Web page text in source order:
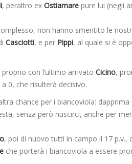
, peraltro ex Ostiamare pure lui (negli
non hanno smentito le
Casciotti, e per Pippi, al quale si è
con l’ultimo arrivato Cicino,
0, che risulterà decisivo.
chance per i biancoviola: dapprima
senza però riuscirci, anche per
, poi di nuovo tutti in campo il 17 p.v.,
che porterà i biancoviola a essere